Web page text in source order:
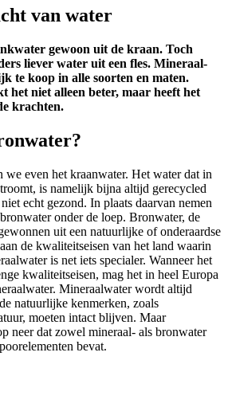
van water
gewoon uit de kraan. Toch
liever water uit een fles. Mineraal-
te koop in alle soorten en maten.
het niet alleen beter, maar heeft het
krachten.
we even het kraanwater. Het water dat in
is namelijk bijna altijd gerecycled
echt gezond. In plaats daarvan nemen
onder de loep. Bronwater, de
uit een natuurlijke of onderaardse
de kwaliteitseisen van het land waarin
is net iets specialer. Wanneer het
kwaliteitseisen, mag het in heel Europa
Mineraalwater wordt altijd
natuurlijke kenmerken, zoals
moeten intact blijven. Maar
neer dat zowel mineraal- als bronwater
bevat.